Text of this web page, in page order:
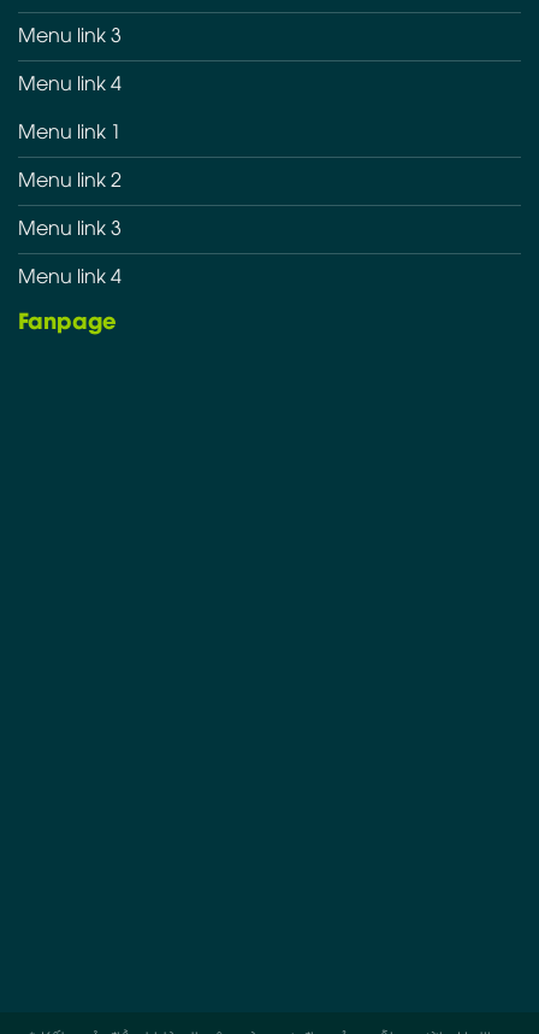
Menu link 3
Menu link 4
Menu link 1
Menu link 2
Menu link 3
Menu link 4
Fanpage